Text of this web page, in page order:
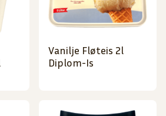
Vanilje Fløteis 2l
Diplom-Is